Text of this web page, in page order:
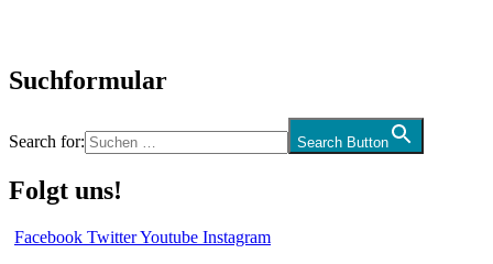
Suchformular
Search for: Search Button
Folgt uns!
Facebook TwitterYoutube Instagram